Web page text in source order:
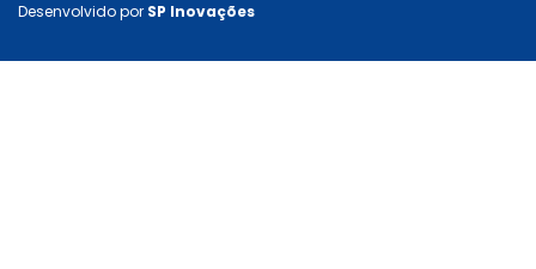
Desenvolvido por SP Inovações